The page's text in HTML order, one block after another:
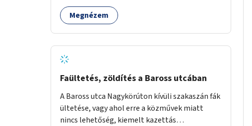
lehetőséggel is. A fenntartható működés
érdekében a lakosok számára
létrejön egy helyi fenntartó közösség, amely
vállalja a működtetést és a felügyeletet.
Megnézem
Faültetés, zöldítés a Baross utcában
A Baross utca Nagykörúton kívüli szakaszán fák
ültetése, vagy ahol erre a közművek miatt
nincs lehetőség, kiemelt kazettás